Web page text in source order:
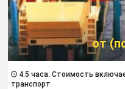
от
4.5 часа. Cтоимость
транспорт